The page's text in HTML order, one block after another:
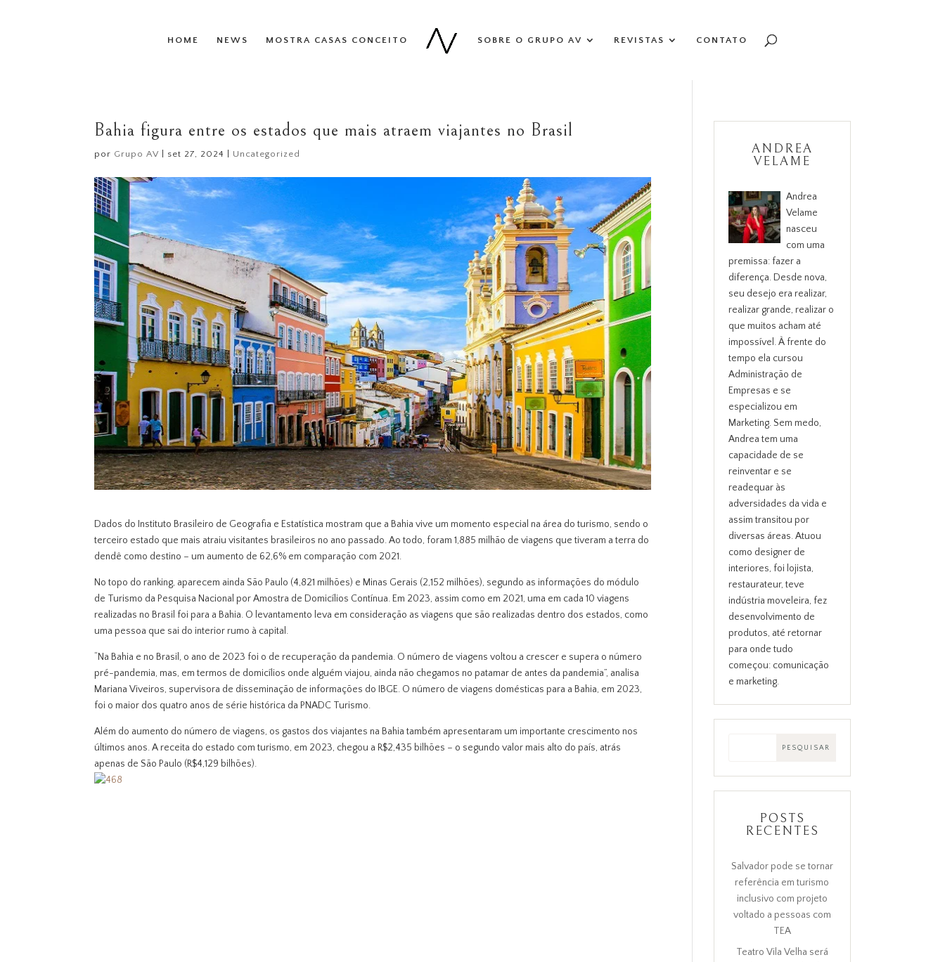
HOME NEWS MOSTRA CASAS CONCEITO SOBRE O GRUPO AV REVISTAS CONTATO
Bahia figura entre os estados que mais atraem viajantes no Brasil
por Grupo AV set 27, 2024 Uncategorized
Dados do Instituto Brasileiro de Geografia e Estatística mostram que a Bahia vive um momento especial na área do turismo, sendo o
terceiro estado que mais atraiu visitantes brasileiros no ano passado. Ao todo, foram 1,885 milhão de viagens que tiveram a terra do
dendê como destino – um aumento de 62,6% em comparação com 2021.
No topo do ranking, aparecem ainda São Paulo (4,821 milhões) e Minas Gerais (2,152 milhões), segundo as informações do módulo
de Turismo da Pesquisa Nacional por Amostra de Domicílios Contínua. Em 2023, assim como em 2021, uma em cada 10 viagens
realizadas no Brasil foi para a Bahia. O levantamento leva em consideração as viagens que são realizadas dentro dos estados, como
uma pessoa que sai do interior rumo à capital.
“Na Bahia e no Brasil, o ano de 2023 foi o de recuperação da pandemia. O número de viagens voltou a crescer e supera o número
pré-pandemia, mas, em termos de domicílios onde alguém viajou, ainda não chegamos no patamar de antes da pandemia”, analisa
Mariana Viveiros, supervisora de disseminação de informações do IBGE. O número de viagens domésticas para a Bahia, em 2023,
foi o maior dos quatro anos de série histórica da PNADC Turismo.
Além do aumento do número de viagens, os gastos dos viajantes na Bahia também apresentaram um importante crescimento nos
últimos anos. A receita do estado com turismo, em 2023, chegou a R$2,435 bilhões – o segundo valor mais alto do país, atrás
apenas de São Paulo (R$4,129 bilhões).
ANDREA
VELAME
Andrea
Velame
nasceu
com uma
premissa: fazer a
diferença. Desde nova,
seu desejo era realizar,
realizar grande, realizar o
que muitos acham até
impossível. À frente do
tempo ela cursou
Administração de
Empresas e se
especializou em
Marketing. Sem medo,
Andrea tem uma
capacidade de se
reinventar e se
readequar às
adversidades da vida e
assim transitou por
diversas áreas. Atuou
como designer de
interiores, foi lojista,
restaurateur, teve
indústria moveleira, fez
desenvolvimento de
produtos, até retornar
para onde tudo
começou: comunicação
e marketing.
POSTS
RECENTES
Salvador pode se tornar
referência em turismo
inclusivo com projeto
voltado a pessoas com
TEA
Teatro Vila Velha será